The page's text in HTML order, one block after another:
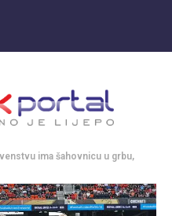
ima šahovnicu u grbu,